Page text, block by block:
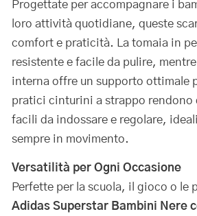
Progettate per accompagnare i
loro attività quotidiane, queste
comfort e praticità. La tomaia in
resistente e facile da pulire,
interna offre un supporto ottimale
pratici cinturini a strappo rendono
facili da indossare e regolare,
sempre in movimento.
Versatilità per Ogni Occasione
Perfette per la scuola, il gioco o le
Adidas Superstar Bambini Nere